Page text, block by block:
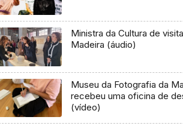
Ministra da Cultura de
Madeira (áudio)
Museu da Fotografia da
recebeu uma oficina de
(vídeo)